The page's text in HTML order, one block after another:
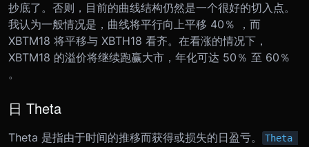
抄底了。 否则，目前的曲线结构仍然是一个很好的切入点。
我认为一般情况是，曲线将平行向上平移 40％ ，而
XBTM18 将平移与 XBTH18 看齐。在看涨的情况下，
XBTM18 的溢价将继续跑赢大市，年化可达 50％ 至 60％
。
日 Theta
Theta 是指由于时间的推移而获得或损失的日盈亏。
Theta